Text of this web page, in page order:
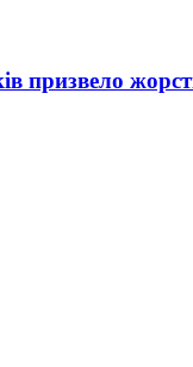
призвело